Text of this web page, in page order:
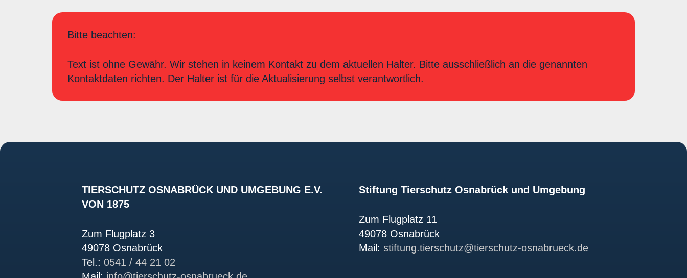
Bitte beachten:
Text ist ohne Gewähr. Wir stehen in keinem Kontakt zu dem aktuellen Halter. Bitte ausschließlich an die genannten
Kontaktdaten richten. Der Halter ist für die Aktualisierung selbst verantwortlich.
TIERSCHUTZ OSNABRÜCK UND UMGEBUNG E.V.
VON 1875
Zum Flugplatz 3
49078 Osnabrück
Tel.: 0541 / 44 21 02
Stiftung Tierschutz Osnabrück und Umgebung
Zum Flugplatz 11
49078 Osnabrück
Mail: stiftung.tierschutz@tierschutz-osnabrueck.de